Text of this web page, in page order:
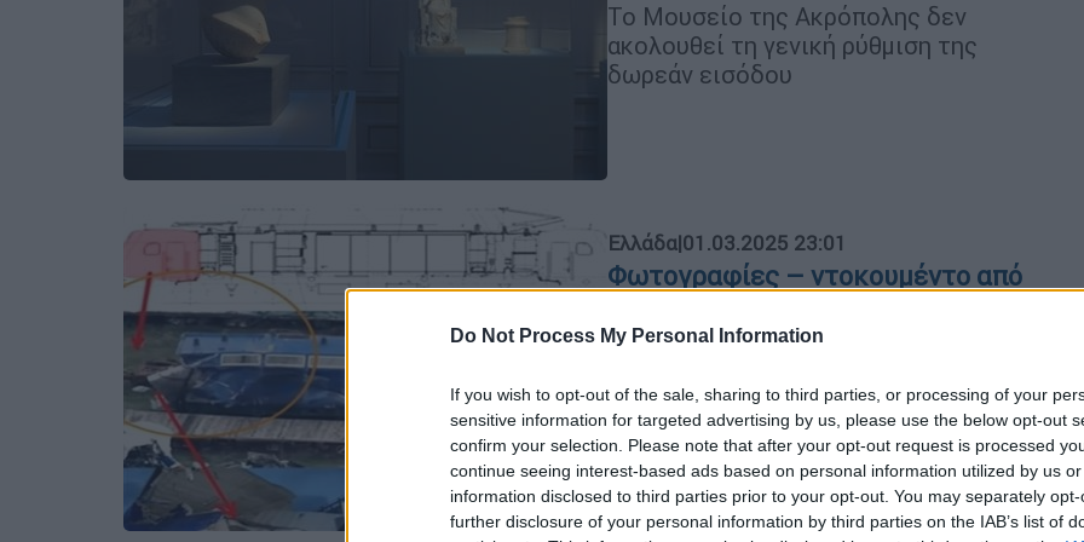
Do Not Process My Personal Information
If you wish to opt-out of the sale, sharing to third parties, or processing of your
sensitive information for targeted advertising by us, please use the below opt-out
confirm your selection. Please note that after your opt-out request is processed
continue seeing interest-based ads based on personal information utilized by us
information disclosed to third parties prior to your opt-out. You may separately
further disclosure of your personal information by third parties on the IAB’s list of
Το Μουσείο της Ακρόπολης δεν
ακολουθεί τη γενική ρύθμιση της
δωρεάν εισόδου
Ελλάδα|01.03.2025 23:01
Φωτογραφίες – ντοκουμέντο από
Τέμπη αποκαλύπτουν το μυστήριο
Η αποκάλυψη το OPEN στο κεντρικό
δελτίο ειδήσεων